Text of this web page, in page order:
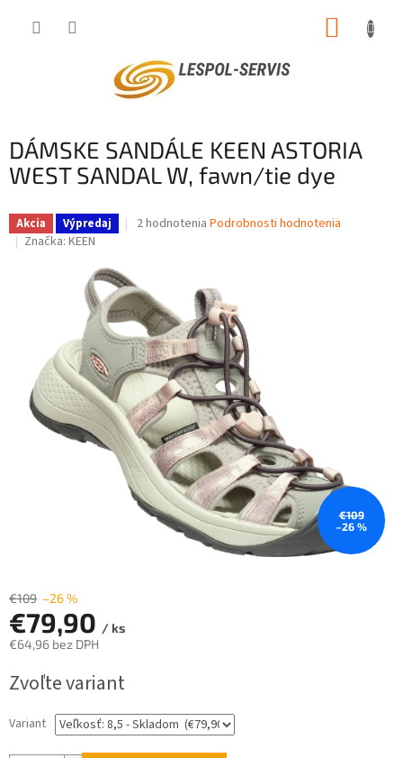
DÁMSKE SANDÁLE KEEN ASTORIA
WEST SANDAL W, fawn/tie dye
Akcia Výpredaj
Priemerné
4,5
5
hviezdičiek.
2 hodnotenia Podrobnosti hodnotenia
Značka: KEEN
€109
–26 %
€109 –26 %
€79,90 / ks
€64,96 bez DPH
cena:
Zvoľte variant
Variant